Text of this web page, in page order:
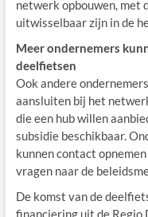
netwerk opbouwen, met
uitwisselbaar zijn in de
Meer ondernemers
deelfietsen
Ook andere
aansluiten bij het
die een hub willen
subsidie beschikbaar.
kunnen contact
vragen naar de
De komst van de